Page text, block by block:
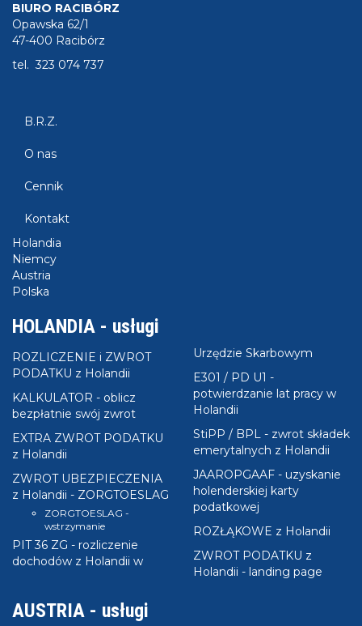
BIURO RACIBÓRZ
Opawska 62/1
47-400 Racibórz
tel. 323 074 737
B.R.Z.
O nas
Cennik
Kontakt
Holandia
Niemcy
Austria
Polska
HOLANDIA - usługi
ROZLICZENIE i ZWROT
PODATKU z Holandii
KALKULATOR - oblicz
bezpłatnie swój zwrot
EXTRA ZWROT PODATKU
z Holandii
ZWROT UBEZPIECZENIA
z Holandii - ZORGTOESLAG
ZORGTOESLAG -
wstrzymanie
PIT 36 ZG - rozliczenie
dochodów z Holandii w
Urzędzie Skarbowym
E301 / PD U1 -
potwierdzanie lat pracy w
Holandii
StiPP / BPL - zwrot składek
emerytalnych z Holandii
JAAROPGAAF - uzyskanie
holenderskiej karty
podatkowej
ROZŁĄKOWE z Holandii
ZWROT PODATKU z
Holandii - landing page
AUSTRIA - usługi